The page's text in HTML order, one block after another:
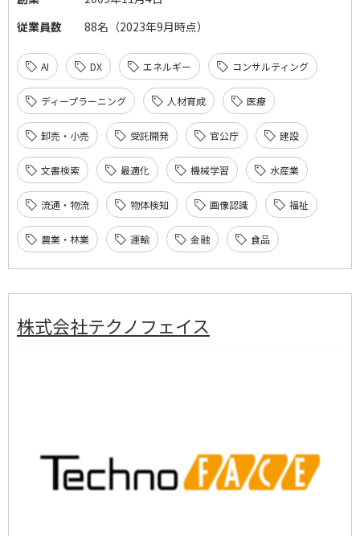
従業員数
88名（2023年9月時点）
AI DX エネルギー コンサルティング
ディープラーニング 人材育成 医療
卸売・小売 受託開発 官公庁 建設
文書検索 最適化 機械学習 水産業
流通・物流 物体検知 画像認識 福祉
農業・林業 運輸 金融 食品
株式会社テクノフェイス